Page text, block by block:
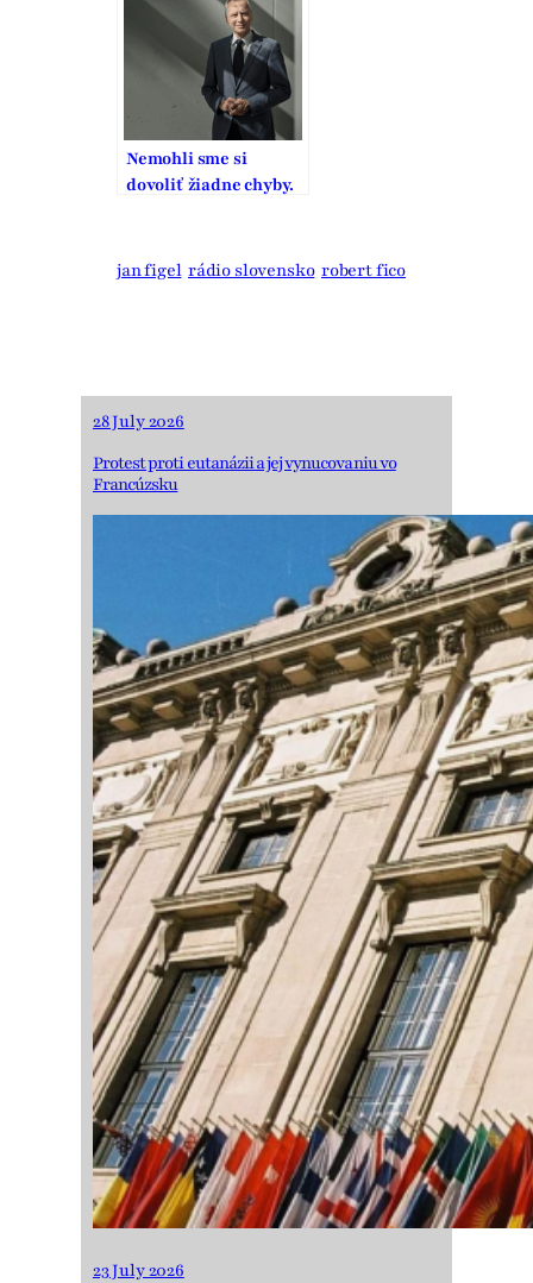
iniciatíve, hnutie na
rokovaní
nezastupoval
Nemohli sme si
dovoliť žiadne chyby.
je výzva na našu
jan figel rádio slovensko robert fico
28 July 2026
Protest proti eutanázii a jej vynucovaniu vo
Francúzsku
23 July 2026